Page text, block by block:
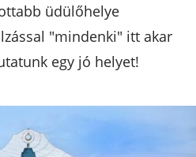
üdülőhelye
"mindenki" itt akar
egy jó helyet!